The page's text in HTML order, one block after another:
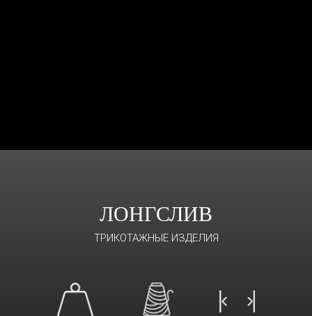
ЛОНГСЛИВ
ТРИКОТАЖНЫЕ ИЗДЕЛИЯ